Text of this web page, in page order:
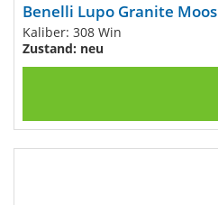
Benelli Lupo Granite Moos
Kaliber: 308 Win
Zustand: neu